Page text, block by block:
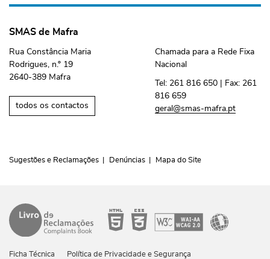
SMAS de Mafra
Rua Constância Maria
Rodrigues, n.º 19
2640-389 Mafra
todos os contactos
Chamada para a Rede Fixa
Nacional
Tel: 261 816 650 | Fax: 261
816 659
geral@smas-mafra.pt
Sugestões e Reclamações Denúncias Mapa do Site
Ficha Técnica Política de Privacidade e Segurança